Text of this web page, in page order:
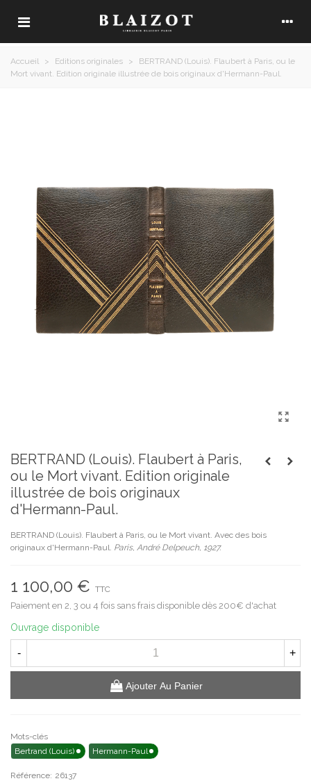
Accueil > Editions originales >
BERTRAND (Louis). Flaubert à Paris, ou le
Mort vivant. Edition originale illustrée de bois originaux d'Hermann-Paul.
BERTRAND (Louis). Flaubert à Paris,
ou le Mort vivant. Edition originale
illustrée de bois originaux
d'Hermann-Paul.
BERTRAND (Louis). Flaubert à Paris, ou le Mort vivant. Avec des bois
originaux d'Hermann-Paul. Paris, André Delpeuch, 1927.
1 100,00 € TTC
Paiement en 2, 3 ou 4 fois sans frais disponible dès 200€ d'achat
Ouvrage disponible
- +
Ajouter Au Panier
Mots-clés
Bertrand (Louis)
Hermann-Paul
Référence: 26137